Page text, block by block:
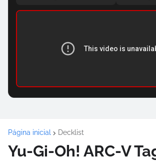
Página inicial Decklist
Yu-Gi-Oh! ARC-V